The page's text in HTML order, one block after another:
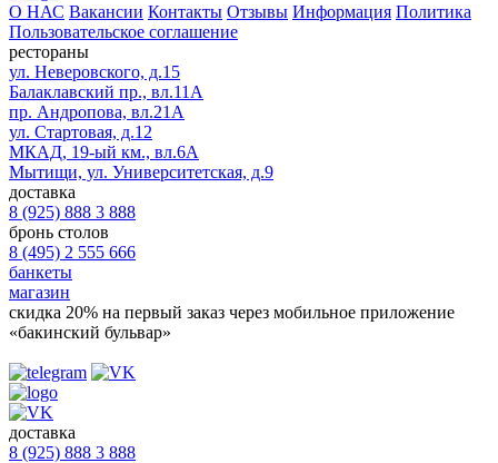
О НАС Вакансии Контакты Отзывы Информация Политика
Пользовательское соглашение
рестораны
ул. Неверовского, д.15
Балаклавский пр., вл.11А
пр. Андропова, вл.21А
ул. Стартовая, д.12
МКАД, 19-ый км., вл.6А
Мытищи, ул. Университетская, д.9
доставка
8 (925) 888 3 888
бронь столов
8 (495) 2 555 666
банкеты
магазин
скидка 20% на первый заказ через мобильное приложение
«бакинский бульвар»
доставка
8 (925) 888 3 888